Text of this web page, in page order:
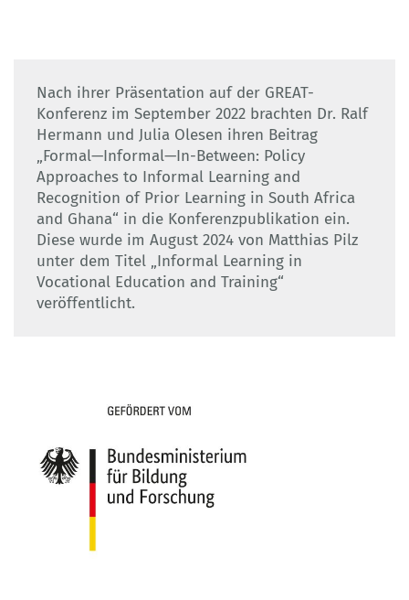
Nach ihrer Präsentation auf der GREAT-
Konferenz im September 2022 brachten Dr. Ralf
Hermann und Julia Olesen ihren Beitrag
„Formal—Informal—In-Between: Policy
Approaches to Informal Learning and
Recognition of Prior Learning in South Africa
and Ghana“ in die Konferenzpublikation ein.
Diese wurde im August 2024 von Matthias Pilz
unter dem Titel „Informal Learning in
Vocational Education and Training“
veröffentlicht.